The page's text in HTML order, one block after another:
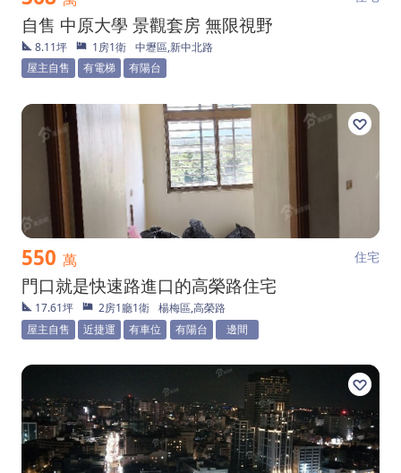
自售 中原大學 景觀套房 無限視野
8.11坪 1房1衛 中壢區,新中北路
屋主自售
有電梯 有陽台
550 萬 住宅
門口就是快速路進口的高榮路住宅
17.61坪 2房1廳1衛 楊梅區,高榮路
屋主自售
近捷運 有車位 有陽台 邊間